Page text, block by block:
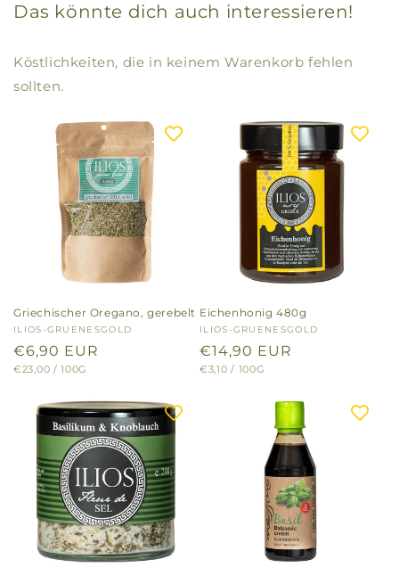
Das könnte dich auch interessieren!
Köstlichkeiten, die in keinem Warenkorb fehlen
sollten.
Griechischer Oregano, gerebelt
Anbieter:
ILIOS-GRUENESGOLD
Normaler
Preis
€6,90 EUR
GRUNDPREIS
€23,00 / PRO
100G
Eichenhonig 480g
Anbieter:
ILIOS-GRUENESGOLD
Normaler
Preis
€14,90 EUR
GRUNDPREIS
€3,10 / PRO
100G